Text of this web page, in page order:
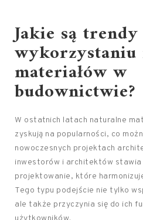
Jakie są
materiałów w
budownictwie?
W ostatnich latach naturalne
zyskują na popularności, co
nowoczesnych projektach
inwestorów i architektów stawia
projektowanie, które
Tego typu podejście nie tylko
ale także przyczynia się do ich